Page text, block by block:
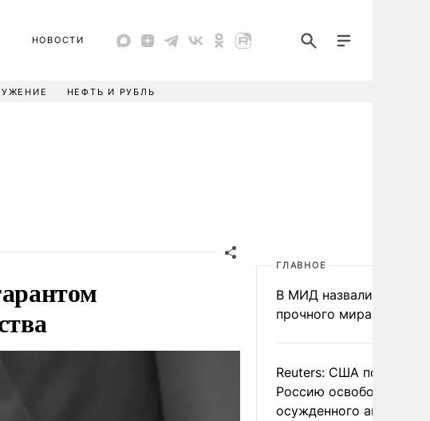
НОВОСТИ
НЕФТЬ И РУБЛЬ
ГЛАВНОЕ
В МИД назвали условия
прочного мира на
Reuters: США
Россию освободить
осужденного